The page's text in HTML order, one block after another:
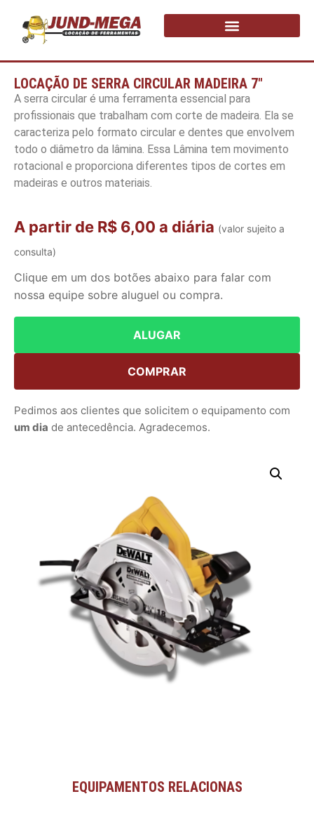
LOCAÇÃO DE SERRA CIRCULAR MADEIRA 7″
A serra circular é uma ferramenta essencial para
profissionais que trabalham com corte de madeira. Ela se
caracteriza pelo formato circular e dentes que envolvem
todo o diâmetro da lâmina. Essa Lâmina tem movimento
rotacional e proporciona diferentes tipos de cortes em
madeiras e outros materiais.
A partir de R$ 6,00 a diária (valor sujeito a
consulta)
Clique em um dos botões abaixo para falar com
nossa equipe sobre aluguel ou compra.
ALUGAR
COMPRAR
Pedimos aos clientes que solicitem o equipamento com
um dia de antecedência. Agradecemos.
EQUIPAMENTOS RELACIONAS